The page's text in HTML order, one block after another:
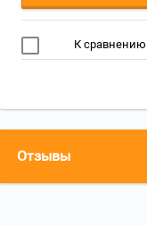
К сравнению
Отзывы